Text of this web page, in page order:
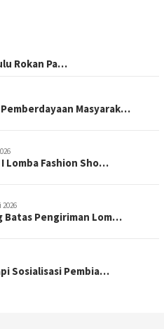
Rokan Pa…
Masyarak…
I Lomba Fashion Sho…
2026
Batas Pengiriman Lom…
Sosialisasi Pembia…